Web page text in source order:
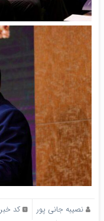
نصیبه جانی پور کد خبر 33420